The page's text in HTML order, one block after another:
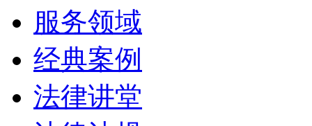
服务领域
经典案例
法律讲堂